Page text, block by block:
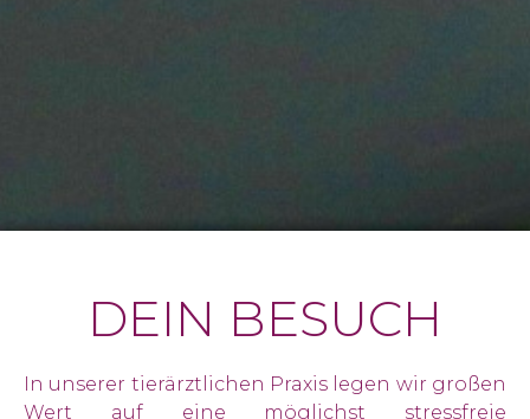
DEIN BESUCH
In unserer tierärztlichen Praxis legen wir großen
Wert auf eine möglichst stressfreie